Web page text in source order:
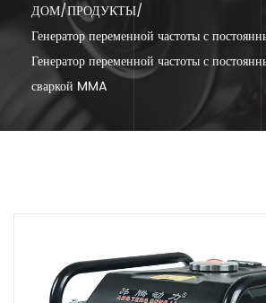
ДОМ/ПРОДУКТЫ/
Генератор переменной частоты с
Генератор переменной частоты с
сваркой MMA